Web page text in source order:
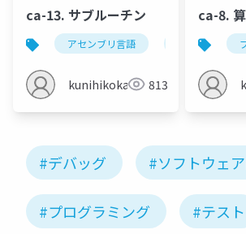
ca-13. サブルーチン
アセンブリ言語 サブルーチン
kunihikokaneko813
ca-8.
#デバッグ #ソフトウェ
#プログラミング #テスト